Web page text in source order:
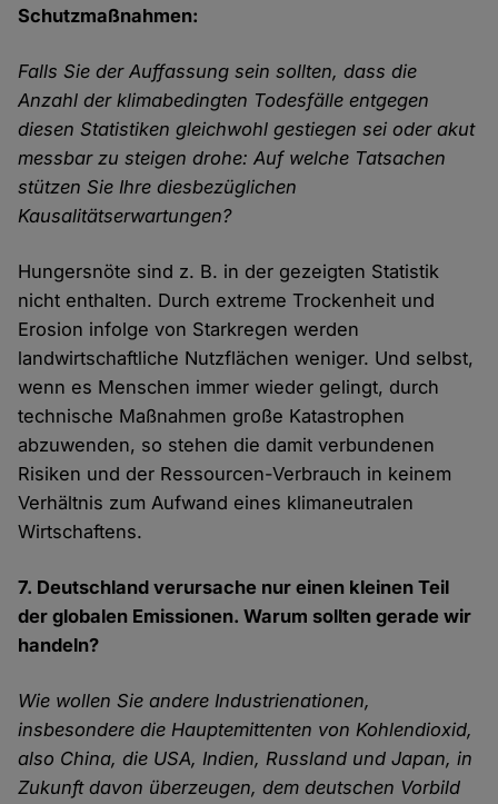
Schutzmaßnahmen:
Falls Sie der Auffassung sein sollten, dass die
Anzahl der klimabedingten Todesfälle entgegen
diesen Statistiken gleichwohl gestiegen sei oder akut
messbar zu steigen drohe: Auf welche Tatsachen
stützen Sie Ihre diesbezüglichen
Kausalitätserwartungen?
Hungersnöte sind z. B. in der gezeigten Statistik
nicht enthalten. Durch extreme Trockenheit und
Erosion infolge von Starkregen werden
landwirtschaftliche Nutzflächen weniger. Und selbst,
wenn es Menschen immer wieder gelingt, durch
technische Maßnahmen große Katastrophen
abzuwenden, so stehen die damit verbundenen
Risiken und der Ressourcen-Verbrauch in keinem
Verhältnis zum Aufwand eines klimaneutralen
Wirtschaftens.
7. Deutschland verursache nur einen kleinen Teil
der globalen Emissionen. Warum sollten gerade wir
handeln?
Wie wollen Sie andere Industrienationen,
insbesondere die Hauptemittenten von Kohlendioxid,
also China, die USA, Indien, Russland und Japan, in
Zukunft davon überzeugen, dem deutschen Vorbild